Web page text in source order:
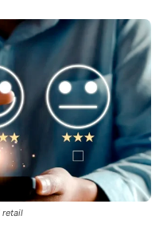
retail